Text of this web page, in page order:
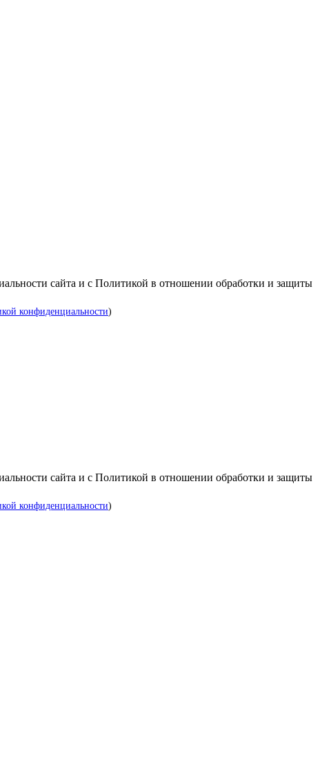
сайта и с Политикой в отношении обработки и защиты
конфиденциальности)
сайта и с Политикой в отношении обработки и защиты
конфиденциальности)